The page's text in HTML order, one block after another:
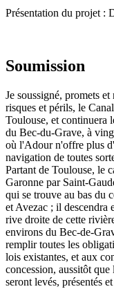
Présentation du projet :
Soumission
Je soussigné, promets
risques et périls, le
Toulouse, et continuera
du Bec-du-Grave, à
où l'Adour n'offre plus
navigation de toutes
Partant de Toulouse, le
Garonne par Saint-
qui se trouve au bas du
et Avezac ; il descendra
rive droite de cette
environs du Bec-de-
remplir toutes les
lois existantes, et aux
concession, aussitôt
seront levés, présentés